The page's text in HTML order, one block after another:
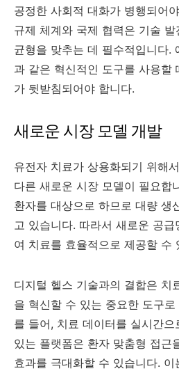
공정한 사회적 대화가 병행되어
규제 체계와 국제 협력은 기술
균형을 맞추는 데 필수적입니다.
과 같은 혁신적인 도구를 사용할
가 뒷받침되어야 합니다.
새로운 시장 모델 개발
유전자 치료가 상용화되기 위해
다른 새로운 시장 모델이 필요합
환자를 대상으로 하므로 대량 생
고 있습니다. 따라서 새로운 공
여 치료를 효율적으로 제공할 수
디지털 헬스 기술과의 결합은 치
을 혁신할 수 있는 중요한 도구
를 들어, 치료 데이터를 실시간
있는 플랫폼은 환자 맞춤형 접근
효과를 극대화할 수 있습니다.